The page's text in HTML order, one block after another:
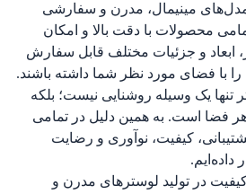
مدل‌های مینیمال، مدرن و سفارشی
محصولات با دقت بالا و امکان
ابعاد و جزئیات مختلف قابل سفارش
را با فضای مورد نظر شما داشته باشند.
تنها یک وسیله روشنایی نیست؛ بلکه
فضا است. به همین دلیل در تمامی
کیفیت، نوآوری و رضایت
داده‌ایم.
در تولید لوسترهای مدرن و